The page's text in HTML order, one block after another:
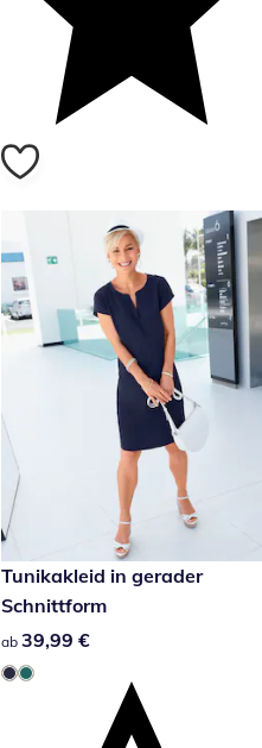
39,99 €
Tunikakleid in gerader
Schnittform
39,99 €
ab 39,99 €